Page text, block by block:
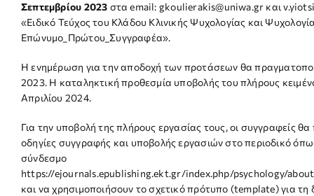
Σεπτεμβρίου 2023 στα email: gkoulierakis@uniwa.gr και
«Ειδικό Τεύχος του Κλάδου Κλινικής Ψυχολογίας και
Επώνυμο_Πρώτου_Συγγραφέα».
Η ενημέρωση για την αποδοχή των προτάσεων θα
2023. Η καταληκτική προθεσμία υποβολής του πλήρους
Απριλίου 2024.
Για την υποβολή της πλήρους εργασίας τους, οι συγγραφείς
οδηγίες συγγραφής και υποβολής εργασιών στο περιοδικό
σύνδεσμο
https://ejournals.epublishing.ekt.gr/index.php/psychology/
και να χρησιμοποιήσουν το σχετικό πρότυπο (template) για